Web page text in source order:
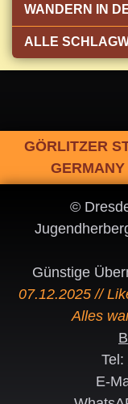
WANDERN IN
ALLE
GÖRLITZER
©
Günstige
07.12.2025 //
Alles
Tel:
E-